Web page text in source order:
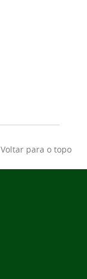
Voltar para o topo